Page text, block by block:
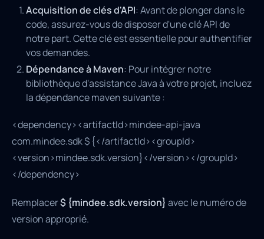
Acquisition de clés d'API: Avant de plonger dans le
code, assurez-vous de disposer d'une clé API de
notre part. Cette clé est essentielle pour authentifier
vos demandes.
Dépendance à Maven: Pour intégrer notre
bibliothèque d'assistance Java à votre projet, incluez
la dépendance maven suivante :
<dependency><artifactId>mindee-api-java
com.mindee.sdk $ {</artifactId><groupId>
<version>mindee.sdk.version}</version></groupId>
</dependency>
Remplacer$ {mindee.sdk.version} avec le numéro de
version approprié.